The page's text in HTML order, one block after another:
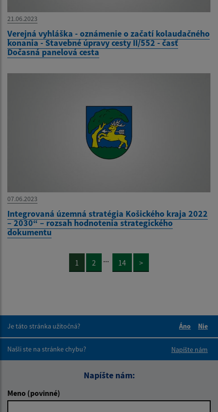
21.06.2023
Verejná vyhláška - oznámenie o začatí kolaudačného
konania - Stavebné úpravy cesty II/552 - časť
Dočasná panelová cesta
07.06.2023
Integrovaná územná stratégia Košického kraja 2022
– 2030“ – rozsah hodnotenia strategického
dokumentu
1 2 ... 14 >
Je táto stránka užitočná?
Áno
Nie
Našli ste na stránke chybu?
Napíšte nám
Napíšte nám:
Meno (povinné)